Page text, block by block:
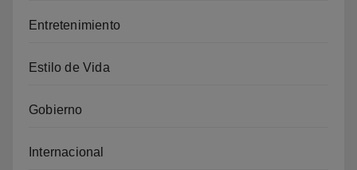
Entretenimiento
Estilo de Vida
Gobierno
Internacional